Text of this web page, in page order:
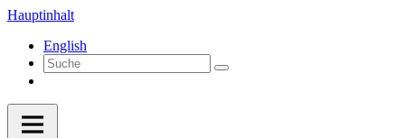
Hauptinhalt
English